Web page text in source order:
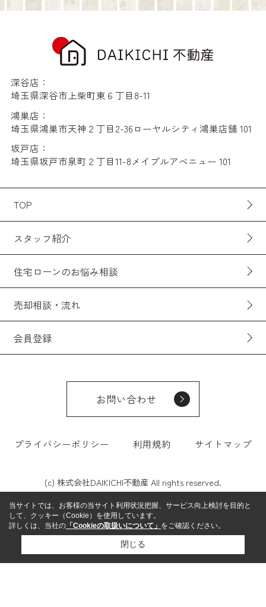
深谷店：
埼玉県深谷市上柴町東６丁目8-11
鴻巣店：
埼玉県鴻巣市天神２丁目2-36ローヤルシティ鴻巣店舗 101
坂戸店：
埼玉県坂戸市泉町２丁目11-8メイプルアベニュー 101
TOP
スタッフ紹介
住宅ローンのお悩み相談
売却相談・流れ
会員登録
お問い合わせ
プライバシーポリシー 利用規約 サイトマップ
(c) 株式会社DAIKICHI不動産 All rights reserved.
当サイトでは、お客様の当サイト利用状況把握、サービス向上検討を目的と
して、クッキー（Cookie）を使用しています。
詳しくは、当社の 「Cookieの取扱いについて」 をご確認ください。
閉じる